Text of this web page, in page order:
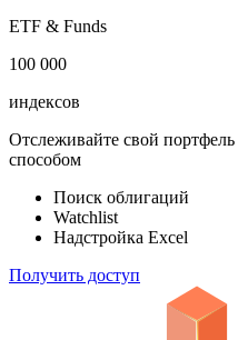
акций
183 824
ETF & Funds
100 000
Отслеживайте свой
способом
Поиск облигаций
Надстройка Excel